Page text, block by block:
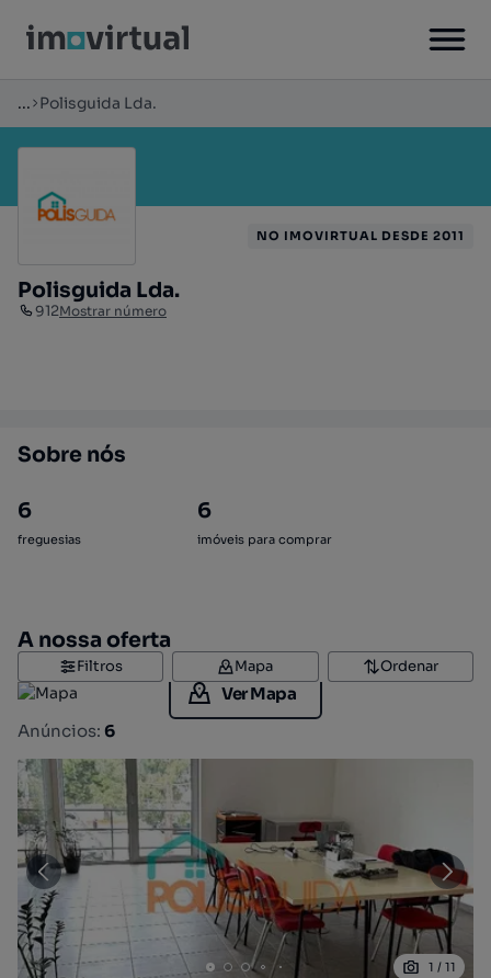
... Polisguida Lda.
Polisguida Lda.
912Mostrar número
NO IMOVIRTUAL DESDE 2011
Sobre nós
6
freguesias
6
imóveis para comprar
A nossa oferta
Filtros Mapa Ordenar
Ver Mapa
Anúncios: 6
1 / 11